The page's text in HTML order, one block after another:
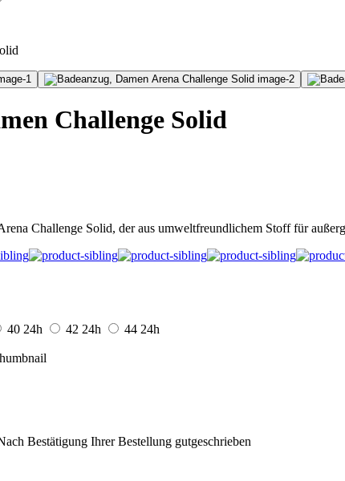
Challenge Solid
Challenge Solid, der aus umweltfreundlichem Stoff für
40 24h 42 24h 44 24h
Bestätigung Ihrer Bestellung gutgeschrieben